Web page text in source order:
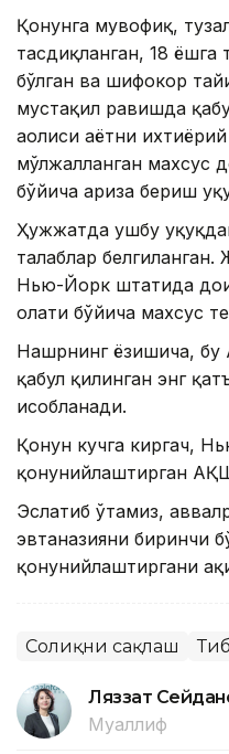
Қонунга мувофиқ,
тасдиқланган, 18 ёшга
бўлган ва шифокор
мустақил равишда
аҳолиси ҳаётни
мўлжалланган махсус
бўйича ариза бериш
Ҳужжатда ушбу
талаблар
Нью-Йорк штатида
ҳолати бўйича махсус
Нашрнинг ёзишича, бу
қабул қилинган энг
ҳисобланади.
Қонун кучга киргач,
қонунийлаштирган
Эслатиб ўтамиз,
эвтаназияни биринчи
қонунийлаштиргани
Соғлиқни сақлаш
Ляззат
Муаллиф